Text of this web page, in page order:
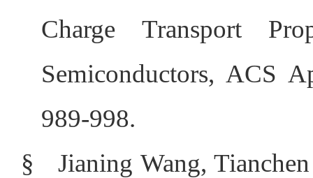
Charge Transport
Semiconductors, ACS
989-998.
§
Jianing Wang,